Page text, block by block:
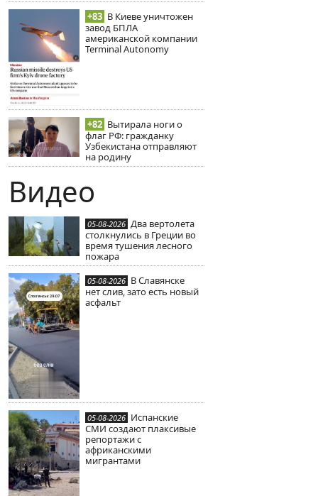
+83 В Киеве уничтожен
завод БПЛА
американской компании
Terminal Autonomy
+82 Вытирала ноги о
флаг РФ: гражданку
Узбекистана отправляют
на родину
Видео
05-08-2026 Два вертолета
столкнулись в Греции во
время тушения лесного
пожара
05-08-2026 В Славянске
нет слив, зато есть новый
асфальт
05-08-2026 Испанские
СМИ создают плаксивые
репортажи с
африканскими
мигрантами